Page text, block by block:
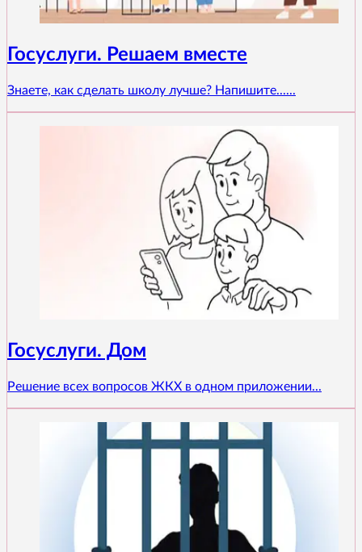
Госуслуги. Решаем вместе
Знаете, как сделать школу лучше? Напишите......
Госуслуги. Дом
Решение всех вопросов ЖКХ в одном приложении...